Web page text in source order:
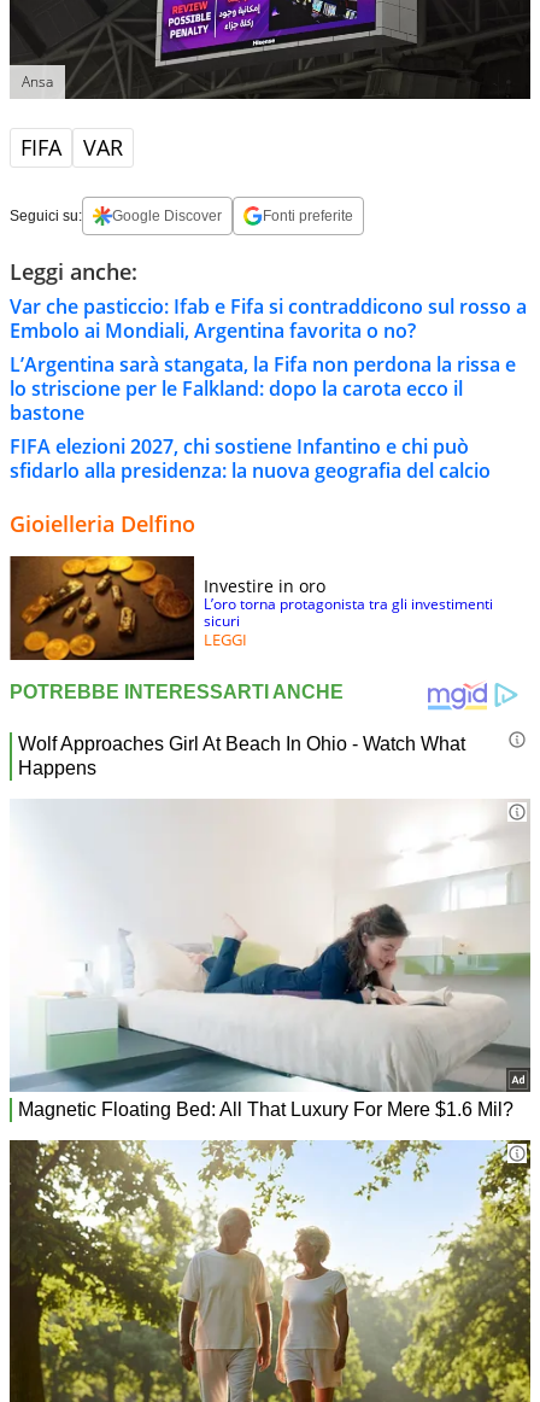
Ansa
FIFA VAR
Seguici su: Google Discover Fonti preferite
Leggi anche:
Var che pasticcio: Ifab e Fifa si contraddicono sul rosso a
Embolo ai Mondiali, Argentina favorita o no?
L’Argentina sarà stangata, la Fifa non perdona la rissa e
lo striscione per le Falkland: dopo la carota ecco il
bastone
FIFA elezioni 2027, chi sostiene Infantino e chi può
sfidarlo alla presidenza: la nuova geografia del calcio
Gioielleria Delfino
Investire in oro
L’oro torna protagonista tra gli investimenti
sicuri
LEGGI